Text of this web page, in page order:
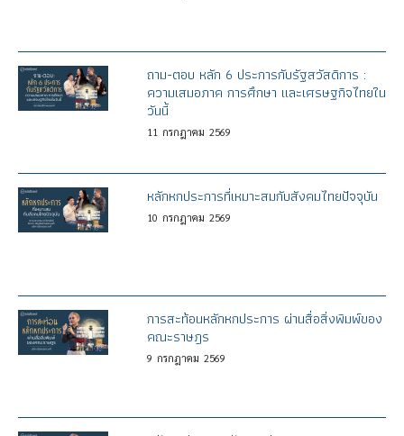
ถาม-ตอบ หลัก 6 ประการกับรัฐสวัสดิการ :
ความเสมอภาค การศึกษา และเศรษฐกิจไทยใน
วันนี้
11 กรกฎาคม 2569
หลักหกประการที่เหมาะสมกับสังคมไทยปัจจุบัน
10 กรกฎาคม 2569
การสะท้อนหลักหกประการ ผ่านสื่อสิ่งพิมพ์ของ
คณะราษฎร
9 กรกฎาคม 2569